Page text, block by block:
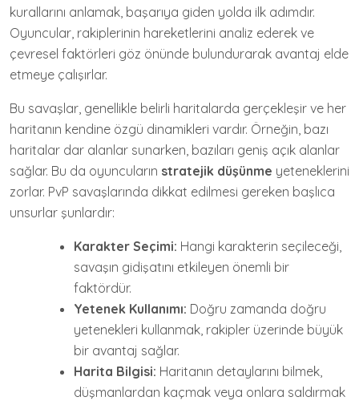
kurallarını anlamak, başarıya giden yolda ilk adımdır.
Oyuncular, rakiplerinin hareketlerini analiz ederek ve
çevresel faktörleri göz önünde bulundurarak avantaj elde
etmeye çalışırlar.
Bu savaşlar, genellikle belirli haritalarda gerçekleşir ve her
haritanın kendine özgü dinamikleri vardır. Örneğin, bazı
haritalar dar alanlar sunarken, bazıları geniş açık alanlar
sağlar. Bu da oyuncuların stratejik düşünme yeteneklerini
zorlar. PvP savaşlarında dikkat edilmesi gereken başlıca
unsurlar şunlardır:
Karakter Seçimi: Hangi karakterin seçileceği,
savaşın gidişatını etkileyen önemli bir
faktördür.
Yetenek Kullanımı: Doğru zamanda doğru
yetenekleri kullanmak, rakipler üzerinde büyük
bir avantaj sağlar.
Harita Bilgisi: Haritanın detaylarını bilmek,
düşmanlardan kaçmak veya onlara saldırmak